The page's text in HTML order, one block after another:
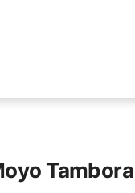
Tambora